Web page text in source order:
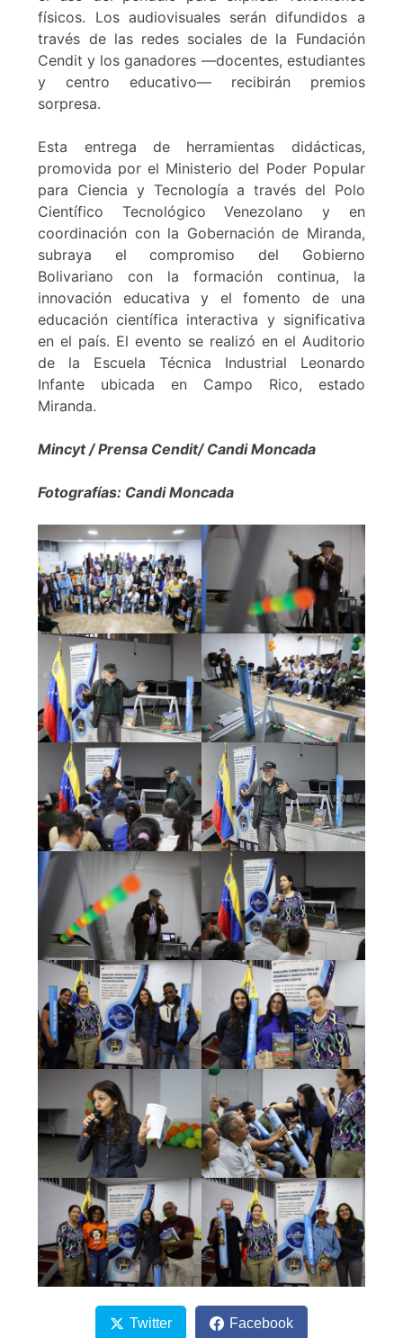
físicos. Los audiovisuales serán difundidos a
través de las redes sociales de la Fundación
Cendit y los ganadores —docentes, estudiantes
y centro educativo— recibirán premios
sorpresa.
Esta entrega de herramientas didácticas,
promovida por el Ministerio del Poder Popular
para Ciencia y Tecnología a través del Polo
Científico Tecnológico Venezolano y en
coordinación con la Gobernación de Miranda,
subraya el compromiso del Gobierno
Bolivariano con la formación continua, la
innovación educativa y el fomento de una
educación científica interactiva y significativa
en el país. El evento se realizó en el Auditorio
de la Escuela Técnica Industrial Leonardo
Infante ubicada en Campo Rico, estado
Miranda.
Mincyt / Prensa Cendit/ Candi Moncada
Fotografías: Candi Moncada
Twitter Facebook